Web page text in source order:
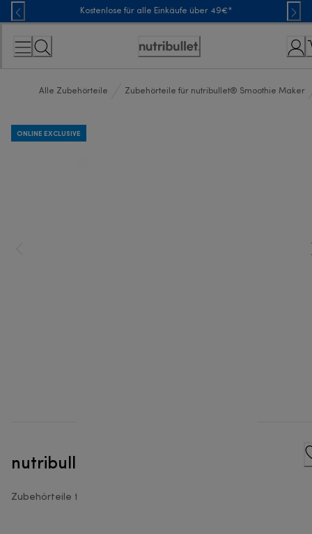
Skip
to
Content
Kostenlose für alle Einkäufe über 49€*
Erklärung
Zugänglichkeit
Alle Zubehörteile Zubehörteile für nutribullet® Smoothie Maker
ONLINE EXCLUSIVE
nutribullet® 20 oz Cup
Zubehörteile für nutribullet® Smoothie Maker